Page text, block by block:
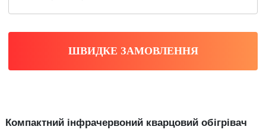
ШВИДКЕ ЗАМОВЛЕННЯ
Компактний інфрачервоний кварцовий обігрівач